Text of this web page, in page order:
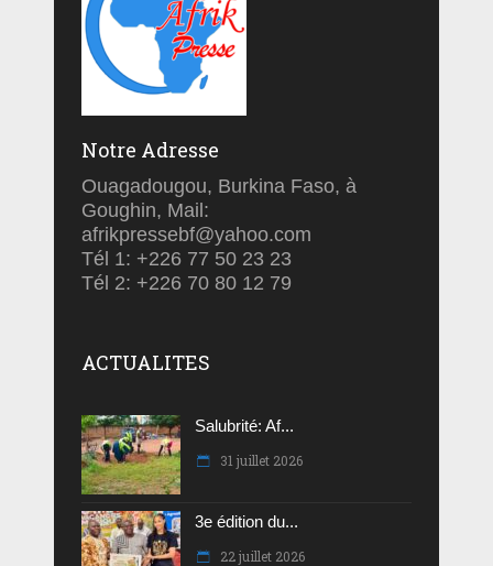
Notre Adresse
Ouagadougou, Burkina Faso, à
Goughin, Mail:
afrikpressebf@yahoo.com
Tél 1: +226 77 50 23 23
Tél 2: +226 70 80 12 79
ACTUALITES
Salubrité: Af...
31 juillet 2026
3e édition du...
22 juillet 2026